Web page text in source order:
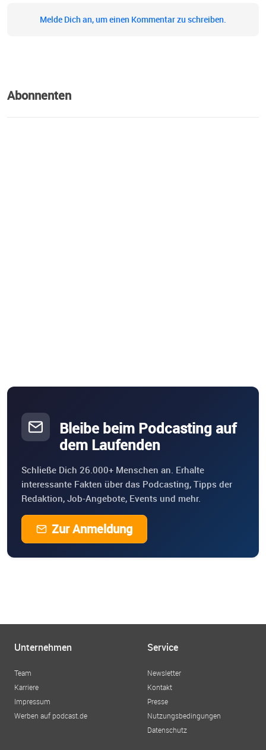
Melde Dich an, um einen Kommentar zu schreiben.
Abonnenten
Bleibe beim Podcasting auf
dem Laufenden
Schließe Dich 26.000+ Menschen an. Erhalte
interessante Fakten über das Podcasting, Tipps der
Redaktion, Job-Angebote, Events und mehr.
Zur Anmeldung
Unternehmen
Team
Karriere
Impressum
Werben auf podcast.de
Service
Newsletter
Kontakt
Presse
Nutzungsbedingungen
Datenschutz